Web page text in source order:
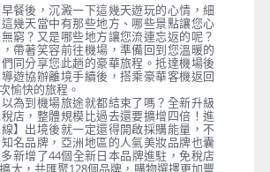
餐後，沉澱一下這幾天遊玩的心情，細
幾天當中有那些地方、哪些景點讓您心
窮？又是哪些地方讓您流連忘返的呢？
帶著笑容前往機場，準備回到您溫暖的
同分享您此趟的豪華旅程。抵達機場後
遊協辦離境手續後，搭乘豪華客機返回
愉快的旅程。
以為到機場旅途就都結束了嗎？全新升級
店，整體規模比過去還要擴增四倍！進
】出境後就一定還得開啟採購能量，不
名品牌，亞洲地區的人氣美妝品牌也囊
新增了44個全新日本品牌進駐，免稅店
大，共匯聚128個品牌，購物選擇更加豐